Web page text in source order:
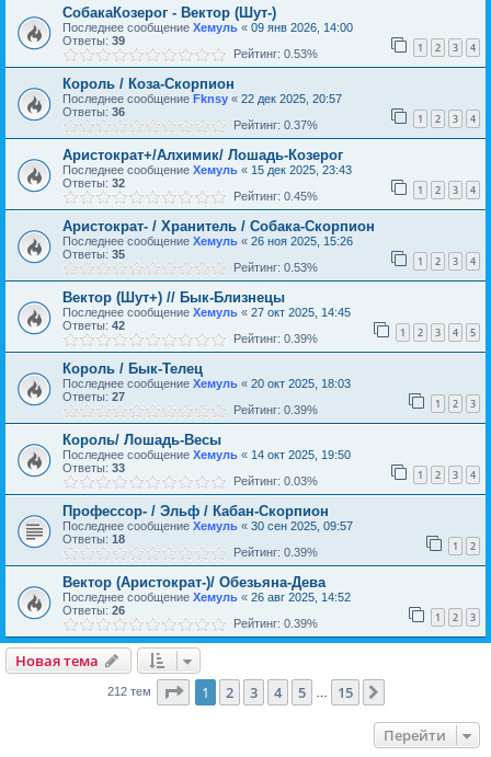
СобакаКозерог - Вектор (Шут-)
Последнее сообщение Хемуль « 09 янв 2026, 14:00
Ответы: 39 1 2 3 4
Рейтинг: 0.53%
Король / Коза-Скорпион
Последнее сообщение Fknsy « 22 дек 2025, 20:57
Ответы: 36 1 2 3 4
Рейтинг: 0.37%
Аристократ+/Алхимик/ Лошадь-Козерог
Последнее сообщение Хемуль « 15 дек 2025, 23:43
Ответы: 32 1 2 3 4
Рейтинг: 0.45%
Аристократ- / Хранитель / Собака-Скорпион
Последнее сообщение Хемуль « 26 ноя 2025, 15:26
Ответы: 35 1 2 3 4
Рейтинг: 0.53%
Вектор (Шут+) // Бык-Близнецы
Последнее сообщение Хемуль « 27 окт 2025, 14:45
Ответы: 42 1 2 3 4 5
Рейтинг: 0.39%
Король / Бык-Телец
Последнее сообщение Хемуль « 20 окт 2025, 18:03
Ответы: 27 1 2 3
Рейтинг: 0.39%
Король/ Лошадь-Весы
Последнее сообщение Хемуль « 14 окт 2025, 19:50
Ответы: 33 1 2 3 4
Рейтинг: 0.03%
Профессор- / Эльф / Кабан-Скорпион
Последнее сообщение Хемуль « 30 сен 2025, 09:57
Ответы: 18 1 2
Рейтинг: 0.39%
Вектор (Аристократ-)/ Обезьяна-Дева
Последнее сообщение Хемуль « 26 авг 2025, 14:52
Ответы: 26 1 2 3
Рейтинг: 0.39%
Новая тема
212 тем Страница из 15
1 2 3 4 5 15
Перейти